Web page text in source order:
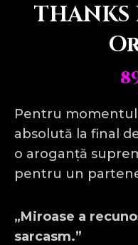
THANKS
Pentru
absolută la final
o aroganță
pentru un
„Miroase a
sarcasm.”